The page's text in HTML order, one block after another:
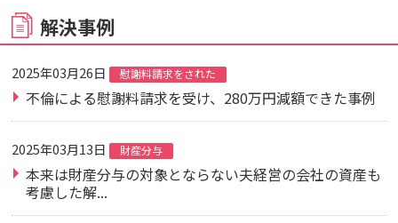
解決事例
2025年03月26日 慰謝料請求をされた
不倫による慰謝料請求を受け、280万円減額できた事例
2025年03月13日 財産分与
本来は財産分与の対象とならない夫経営の会社の資産も
考慮した解...